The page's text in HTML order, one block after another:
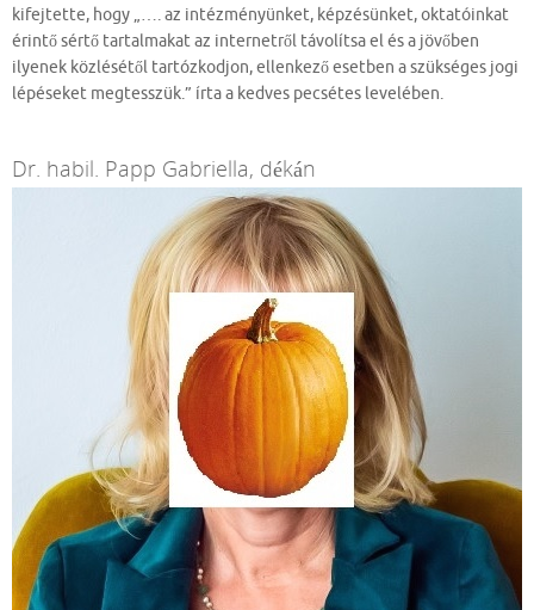
kifejtette, hogy „…. az intézményünket, képzésünket, oktatóinkat
érintő sértő tartalmakat az internetről távolítsa el és a jövőben
ilyenek közlésétől tartózkodjon, ellenkező esetben a szükséges jogi
lépéseket megtesszük.” írta a kedves pecsétes levelében.
Dr. habil. Papp Gabriella, dékán